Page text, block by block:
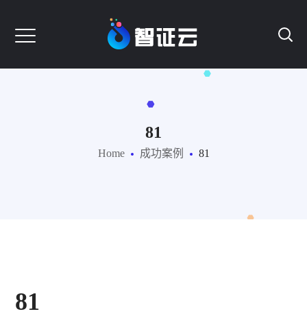
81
Home 成功案例 81
81